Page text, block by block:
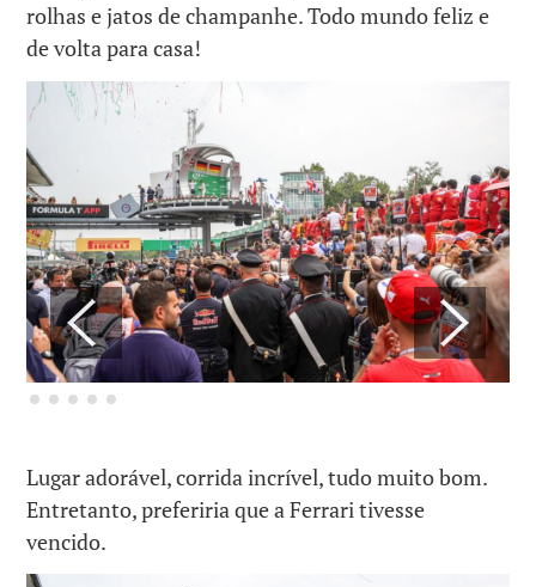
rolhas e jatos de champanhe. Todo mundo feliz e
de volta para casa!
Lugar adorável, corrida incrível, tudo muito bom.
Entretanto, preferiria que a Ferrari tivesse
vencido.